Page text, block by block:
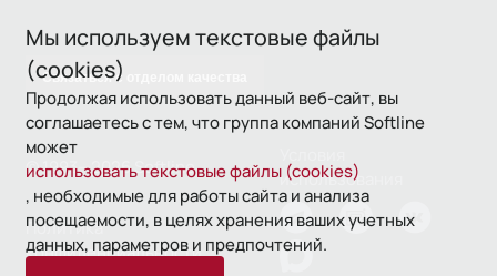
Мы используем текстовые файлы
(cookies)
Продолжая использовать данный веб-сайт, вы
соглашаетесь с тем, что группа компаний Softline
может
использовать текстовые файлы (cookies)
, необходимые для работы сайта и анализа
посещаемости, в целях хранения ваших учетных
данных, параметров и предпочтений.
Связаться с отделом качества
© 1993—2026 Softline
использования
Политика
конфиденциальности